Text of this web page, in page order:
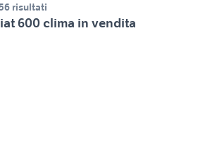
risultati
600 clima in vendita